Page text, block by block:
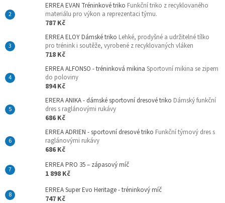
ERREA EVAN Tréninkové triko Funkční triko z recyklovaného
materiálu pro výkon a reprezentaci týmu.
787 Kč
ERREA ELOY Dámské triko Lehké, prodyšné a udržitelné tílko
pro trénink i soutěže, vyrobené z recyklovaných vláken
718 Kč
ERREA ALFONSO - tréninková mikina Sportovní mikina se zipem
do poloviny
894 Kč
ERERA ANIKA - dámské sportovní dresové triko Dámský funkční
dres s raglánovými rukávy
686 Kč
ERREA ADRIEN - sportovní dresové triko Funkční týmový dres s
raglánovými rukávy
686 Kč
ERREA PRO 35 – zápasový míč
1 898 Kč
ERREA Super Evo Heritage - tréninkový míč
747 Kč